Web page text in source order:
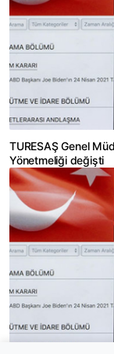
TURESAŞ Genel
Yönetmeliği değişti